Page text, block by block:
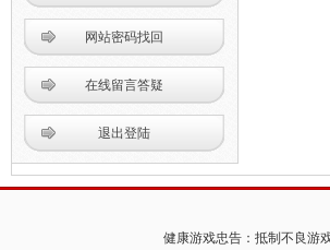
网站密码找回
在线留言答疑
退出登陆
健康游戏忠告：抵制不良游